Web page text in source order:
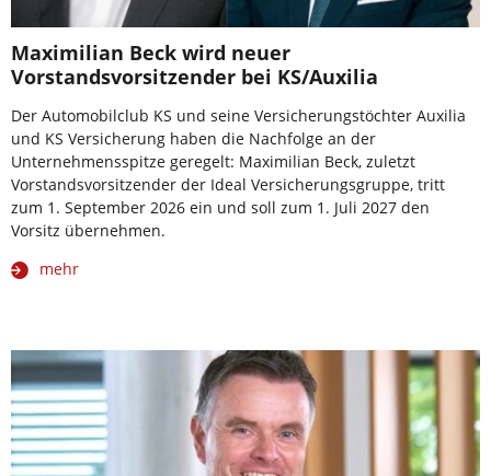
Maximilian Beck wird neuer
Vorstandsvorsitzender bei KS/Auxilia
Der Automobilclub KS und seine Versicherungstöchter Auxilia
und KS Versicherung haben die Nachfolge an der
Unternehmensspitze geregelt: Maximilian Beck, zuletzt
Vorstandsvorsitzender der Ideal Versicherungsgruppe, tritt
zum 1. September 2026 ein und soll zum 1. Juli 2027 den
Vorsitz übernehmen.
mehr